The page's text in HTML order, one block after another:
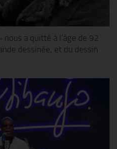
a quitté à l’âge de 92
dessinée, et du dessin